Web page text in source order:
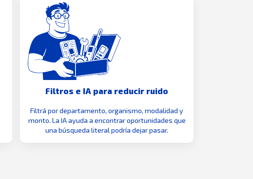
Filtros e IA para reducir ruido
Filtrá por departamento, organismo, modalidad y
monto. La IA ayuda a encontrar oportunidades que
una búsqueda literal podría dejar pasar.